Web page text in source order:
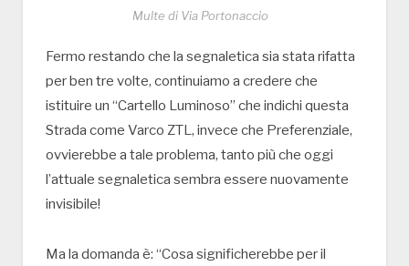
Multe di Via Portonaccio
Fermo restando che la segnaletica sia stata rifatta
per ben tre volte, continuiamo a credere che
istituire un “Cartello Luminoso” che indichi questa
Strada come Varco ZTL, invece che Preferenziale,
ovvierebbe a tale problema, tanto più che oggi
l’attuale segnaletica sembra essere nuovamente
invisibile!
Ma la domanda è: “Cosa significherebbe per il